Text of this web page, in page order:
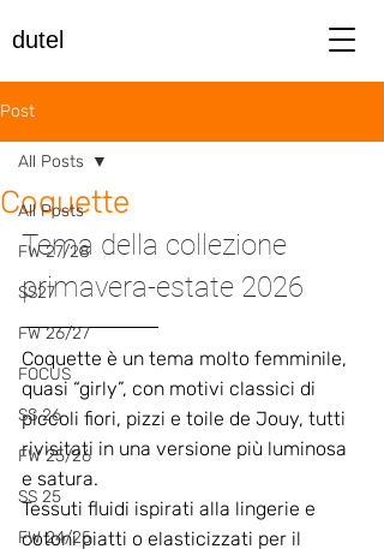
dutel
Post
All Posts
FW 27/28
SS27
FW 26/27
FOCUS
SS 26
FW 25/26
SS 25
FW 24/25
All Posts
Coquette
Tema della collezione
primavera-estate 2026
Coquette è un tema molto femminile,
quasi “girly”, con motivi classici di
piccoli fiori, pizzi e toile de Jouy, tutti
rivisitati in una versione più luminosa
e satura.
Tessuti fluidi ispirati alla lingerie e
cotoni piatti o elasticizzati per il